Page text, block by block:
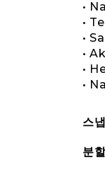
•
•
•
•
•
•
스
분할